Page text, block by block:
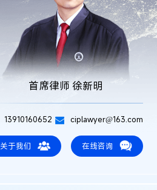
首席律师 徐新明
13910160652 ciplawyer@163.com
关于我们 在线咨询